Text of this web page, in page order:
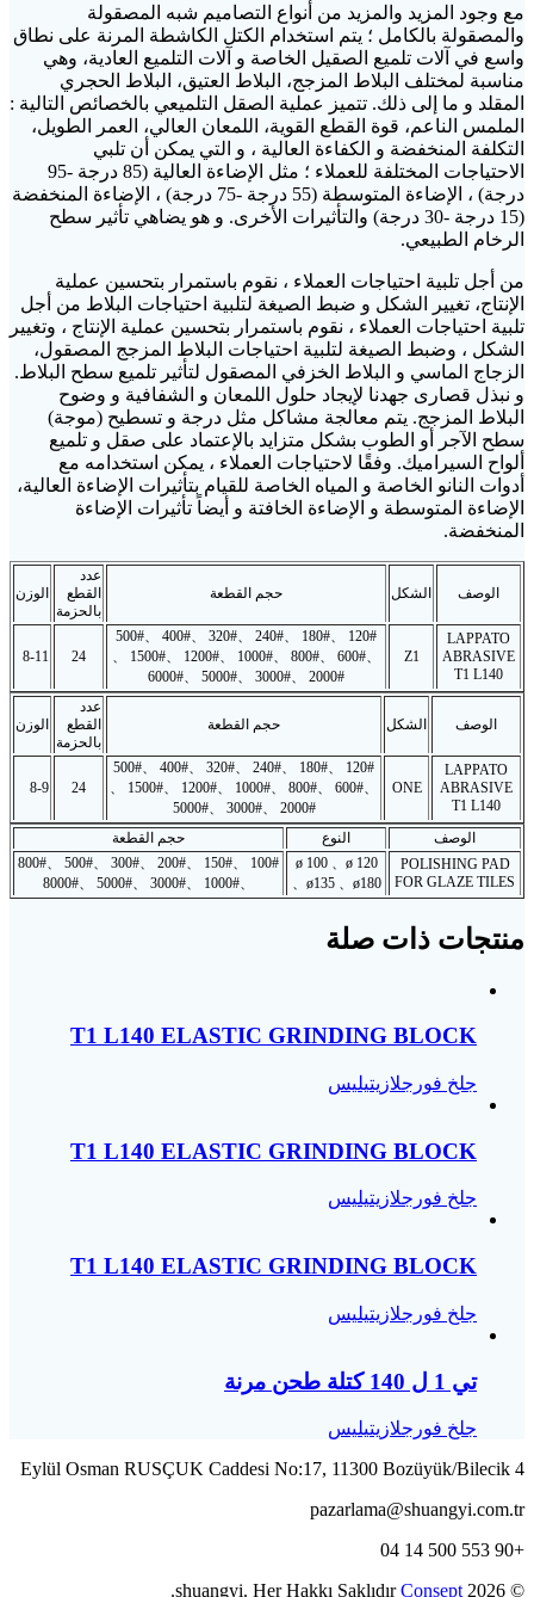
مع وجود المزيد والمزيد من أنواع التصاميم شبه المصقولة
والمصقولة بالكامل ؛ يتم استخدام الكتل الكاشطة المرنة على نطاق
واسع في آلات تلميع الصقيل الخاصة و آلات التلميع العادية، وهي
مناسبة لمختلف البلاط المزجج، البلاط العتيق، البلاط الحجري
المقلد و ما إلى ذلك. تتميز عملية الصقل التلميعي بالخصائص التالية :
الملمس الناعم، قوة القطع القوية، اللمعان العالي، العمر الطويل،
التكلفة المنخفضة و الكفاءة العالية ، و التي يمكن أن تلبي
الاحتياجات المختلفة للعملاء ؛ مثل الإضاءة العالية (85 درجة -95
درجة) ، الإضاءة المتوسطة (55 درجة -75 درجة) ، الإضاءة المنخفضة
(15 درجة -30 درجة) والتأثيرات الأخرى. و هو يضاهي تأثير سطح
الرخام الطبيعي.
من أجل تلبية احتياجات العملاء ، نقوم باستمرار بتحسين عملية
الإنتاج، تغيير الشكل و ضبط الصيغة لتلبية احتياجات البلاط من أجل
تلبية احتياجات العملاء ، نقوم باستمرار بتحسين عملية الإنتاج ، وتغيير
الشكل ، وضبط الصيغة لتلبية احتياجات البلاط المزجج المصقول،
الزجاج الماسي و البلاط الخزفي المصقول لتأثير تلميع سطح البلاط.
و نبذل قصارى جهدنا لإيجاد حلول اللمعان و الشفافية و وضوح
البلاط المزجج. يتم معالجة مشاكل مثل درجة و تسطيح (موجة)
سطح الآجر أو الطوب بشكل متزايد بالإعتماد على صقل و تلميع
ألواح السيراميك. وفقًا لاحتياجات العملاء ، يمكن استخدامه مع
أدوات النانو الخاصة و المياه الخاصة للقيام بتأثيرات الإضاءة العالية،
الإضاءة المتوسطة و الإضاءة الخافتة و أيضاً تأثيرات الإضاءة
المنخفضة.
الوصف الشكل حجم القطعة
عدد
القطع
بالحزمة
الوزن
LAPPATO
ABRASIVE
T1 L140
Z1
120# 、180# 、240# 、320# 、400# 、500#
2000# 、3000# 、5000# 、6000#
24
8-11
الوصف الشكل حجم القطعة
عدد
القطع
بالحزمة
الوزن
LAPPATO
ABRASIVE
T1 L140
ONE
120# 、180# 、240# 、320# 、400# 、500#
2000# 、3000# 、5000#
24
8-9
الوصف النوع
حجم القطعة
POLISHING PAD
FOR GLAZE TILES
ø 100 、ø 120
、ø135 、ø180
100# 、150# 、200# 、300# 、500# 、800#
منتجات ذات صلة
T1 L140 ELASTIC GRINDING BLOCK
جلخ فورجلازيتيليس
T1 L140 ELASTIC GRINDING BLOCK
جلخ فورجلازيتيليس
T1 L140 ELASTIC GRINDING BLOCK
جلخ فورجلازيتيليس
تي 1 ل 140 كتلة طحن مرنة
جلخ فورجلازيتيليس
4 Eylül Osman RUSÇUK Caddesi No:17, 11300 Bozüyük/Bilecik
pazarlama@shuangyi.com.tr
+90 553 500 14 04
© 2026 shuangyi. Her Hakkı Saklıdır
Consept
.